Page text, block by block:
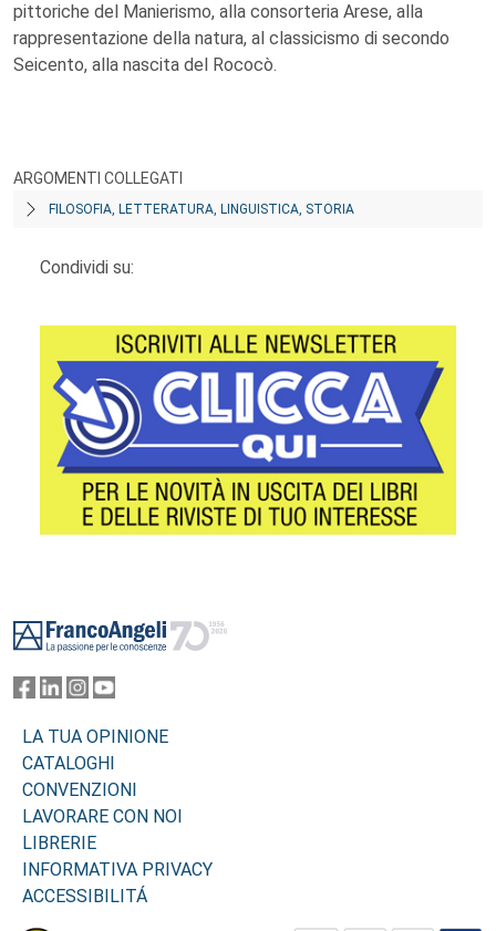
pittoriche del Manierismo, alla consorteria Arese, alla
rappresentazione della natura, al classicismo di secondo
Seicento, alla nascita del Rococò.
ARGOMENTI COLLEGATI
FILOSOFIA, LETTERATURA, LINGUISTICA, STORIA
Condividi su:
LA TUA OPINIONE
CATALOGHI
CONVENZIONI
LAVORARE CON NOI
LIBRERIE
INFORMATIVA PRIVACY
ACCESSIBILITÁ